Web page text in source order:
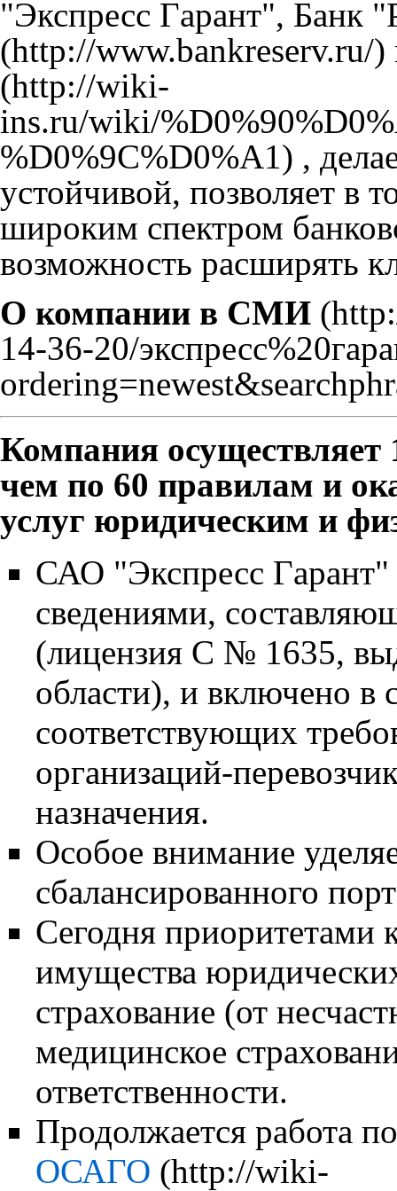
"Экспресс Гaрант", Банк
,
устойчивой, позволяет в
широким спектром
возможность расширять
О компании в СМИ
Компания осуществляет
чем по 60 правилам и
услуг юридическим и
САО "Экспресс Гaрант"
сведениями,
(лицензия С № 1635,
области), и включено в
соответствующих
организаций-
назначения.
Особое внимание
сбалансированного
Сегодня приоритетами
имущества
страхование (от
медицинское
ответственности.
Продолжается работа
ОСАГО